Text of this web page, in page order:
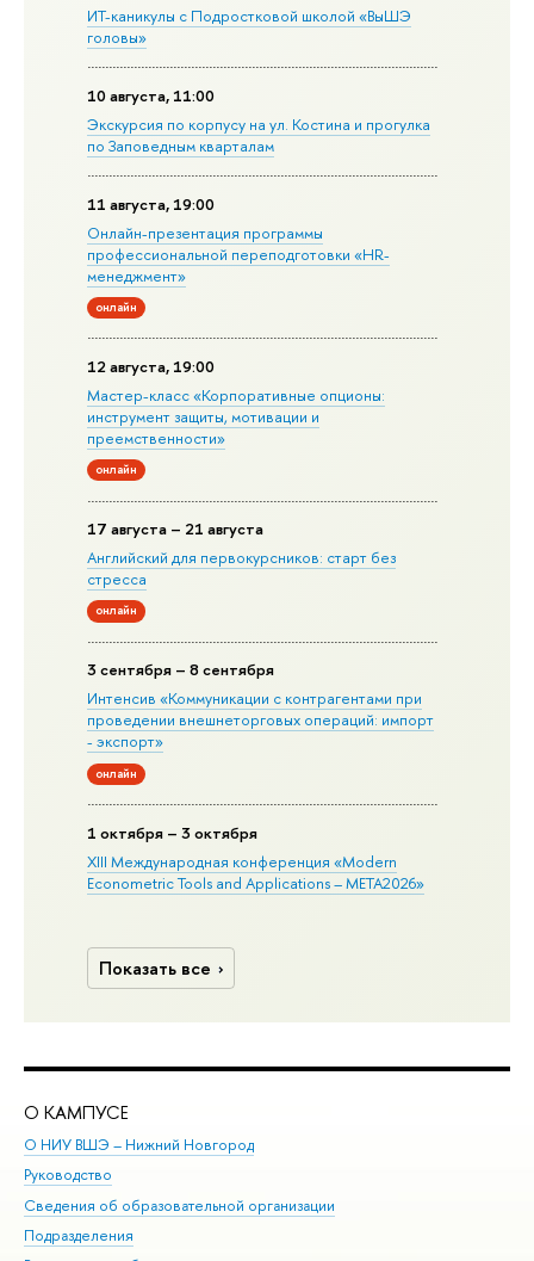
ИТ-каникулы с Подростковой школой «ВыШЭ
головы»
10 августа, 11:00
Экскурсия по корпусу на ул. Костина и прогулка
по Заповедным кварталам
11 августа, 19:00
Онлайн-презентация программы
профессиональной переподготовки «HR-
менеджмент»
онлайн
12 августа, 19:00
Мастер-класс «Корпоративные опционы:
инструмент защиты, мотивации и
преемственности»
онлайн
17 августа – 21 августа
Английский для первокурсников: старт без
стресса
онлайн
3 сентября – 8 сентября
Интенсив «Коммуникации с контрагентами при
проведении внешнеторговых операций: импорт
- экспорт»
онлайн
1 октября – 3 октября
XIII Международная конференция «Modern
Econometric Tools and Applications – META2026»
Показать все
О КАМПУСЕ
О НИУ ВШЭ – Нижний Новгород
Руководство
Сведения об образовательной организации
Подразделения